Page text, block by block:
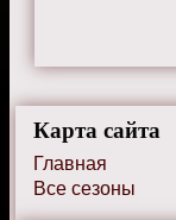
Карта сайта
Главная
Все сезоны